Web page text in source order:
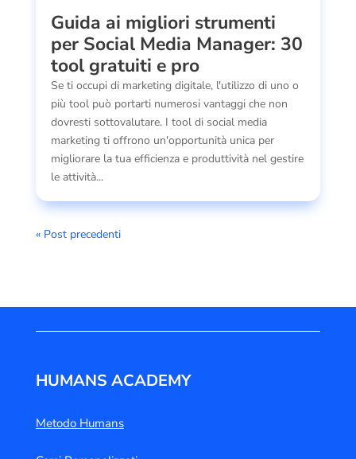
Guida ai migliori strumenti
per Social Media Manager: 30
tool gratuiti e pro
Se ti occupi di marketing digitale, l'utilizzo di uno o
più tool può portarti numerosi vantaggi che non
dovresti sottovalutare. I tool di social media
marketing ti offrono un'opportunità unica per
migliorare la tua efficienza e produttività nel gestire
le attività...
« Post precedenti
HUMANS ACADEMY
Metodo Humans